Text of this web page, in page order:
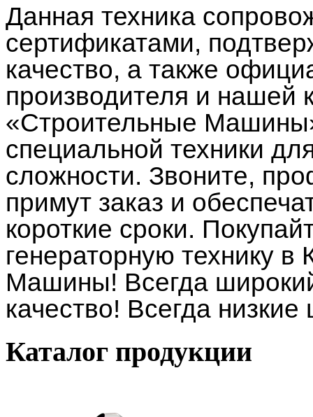
Данная техника
сертификатами,
качество, а также
производителя и нашей
«Строительные
специальной техники
сложности. Звоните,
примут заказ и
короткие сроки.
генераторную технику
Машины! Всегда
качество! Всегда
Каталог продукции